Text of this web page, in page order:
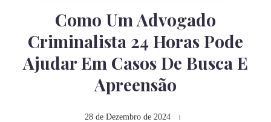
Como Um Advogado
Criminalista 24 Horas Pode
Ajudar Em Casos De Busca E
Apreensão
28 de Dezembro de 2024